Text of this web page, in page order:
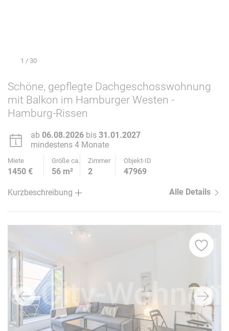
1 / 30
Schöne, gepflegte Dachgeschosswohnung
mit Balkon im Hamburger Westen -
Hamburg-Rissen
ab 06.08.2026 bis 31.01.2027
mindestens 4 Monate
Miete Größe ca. Zimmer Objekt-ID
1450 € 56 m² 2 47969
Kurzbeschreibung Alle Details